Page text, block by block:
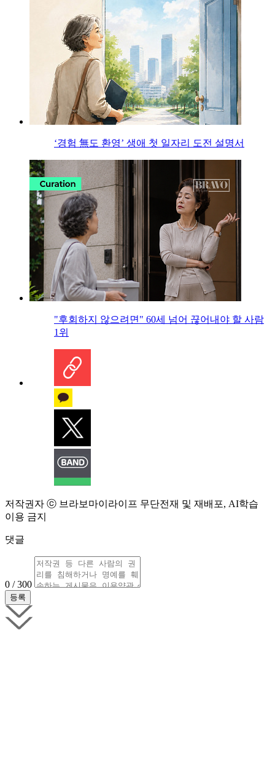
‘경험 無도 환영’ 생애 첫 일자리 도전 설명서
"후회하지 않으려면" 60세 넘어 끊어내야 할 사람
1위
저작권자 ⓒ 브라보마이라이프 무단전재 및 재배포, AI학습
이용 금지
댓글
0 / 300